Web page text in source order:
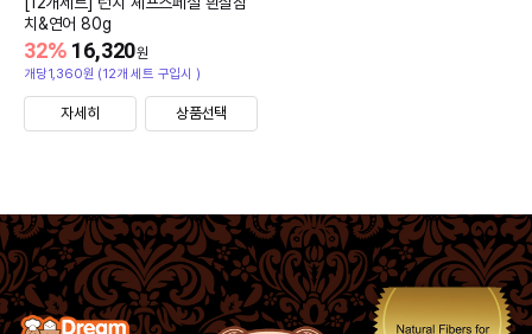
치&연어 80g
16,320원
32%
개당1,360원 (12개 세트 구입시 )
자세히 상품선택